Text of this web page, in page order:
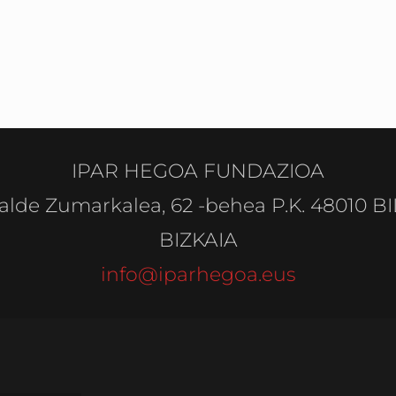
IPAR HEGOA FUNDAZIOA
Zumarkalea, 62 -behea P.K. 48010
BIZKAIA
info@iparhegoa.eus